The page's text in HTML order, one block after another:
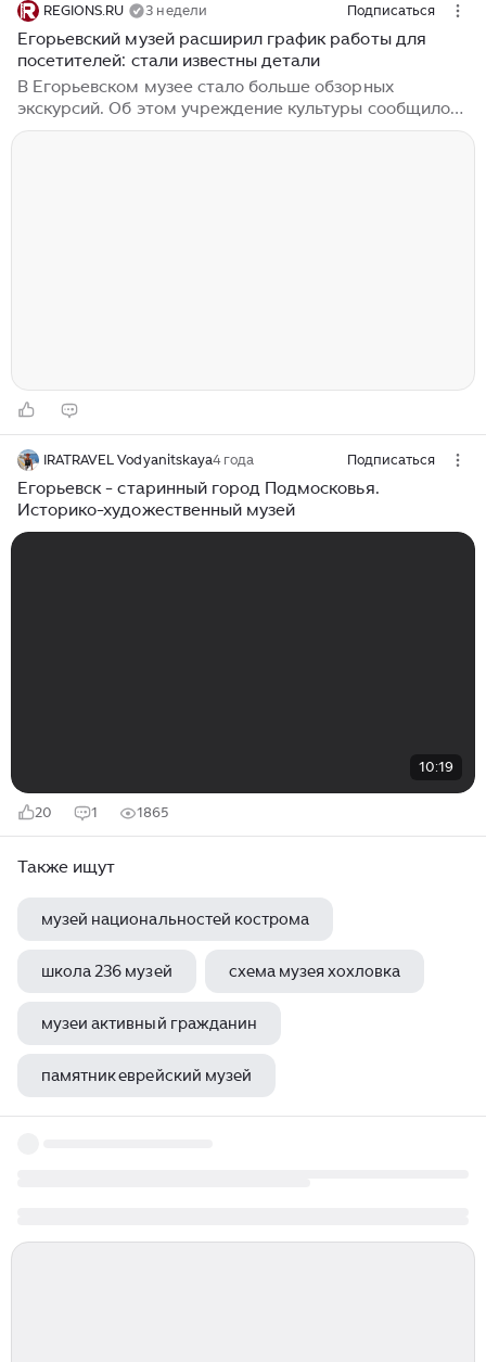
REGIONS.RU 3 недели Подписаться
Егорьевский музей расширил график работы для
посетителей: стали известны детали
В Егорьевском музее стало больше обзорных
экскурсий. Об этом учреждение культуры сообщило
10 июля в своих социальных сетях. Егорьевский
IRATRAVEL Vodyanitskaya4 года Подписаться
Егорьевск - старинный город Подмосковья.
Историко-художественный музей
10:19
20 1 1865
Также ищут
музей национальностей кострома
школа 236 музей схема музея хохловка
музеи активный гражданин
памятник еврейский музей